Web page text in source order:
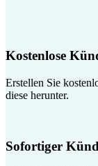
Kostenlose
Erstellen Sie
diese herunter.
Sofortiger